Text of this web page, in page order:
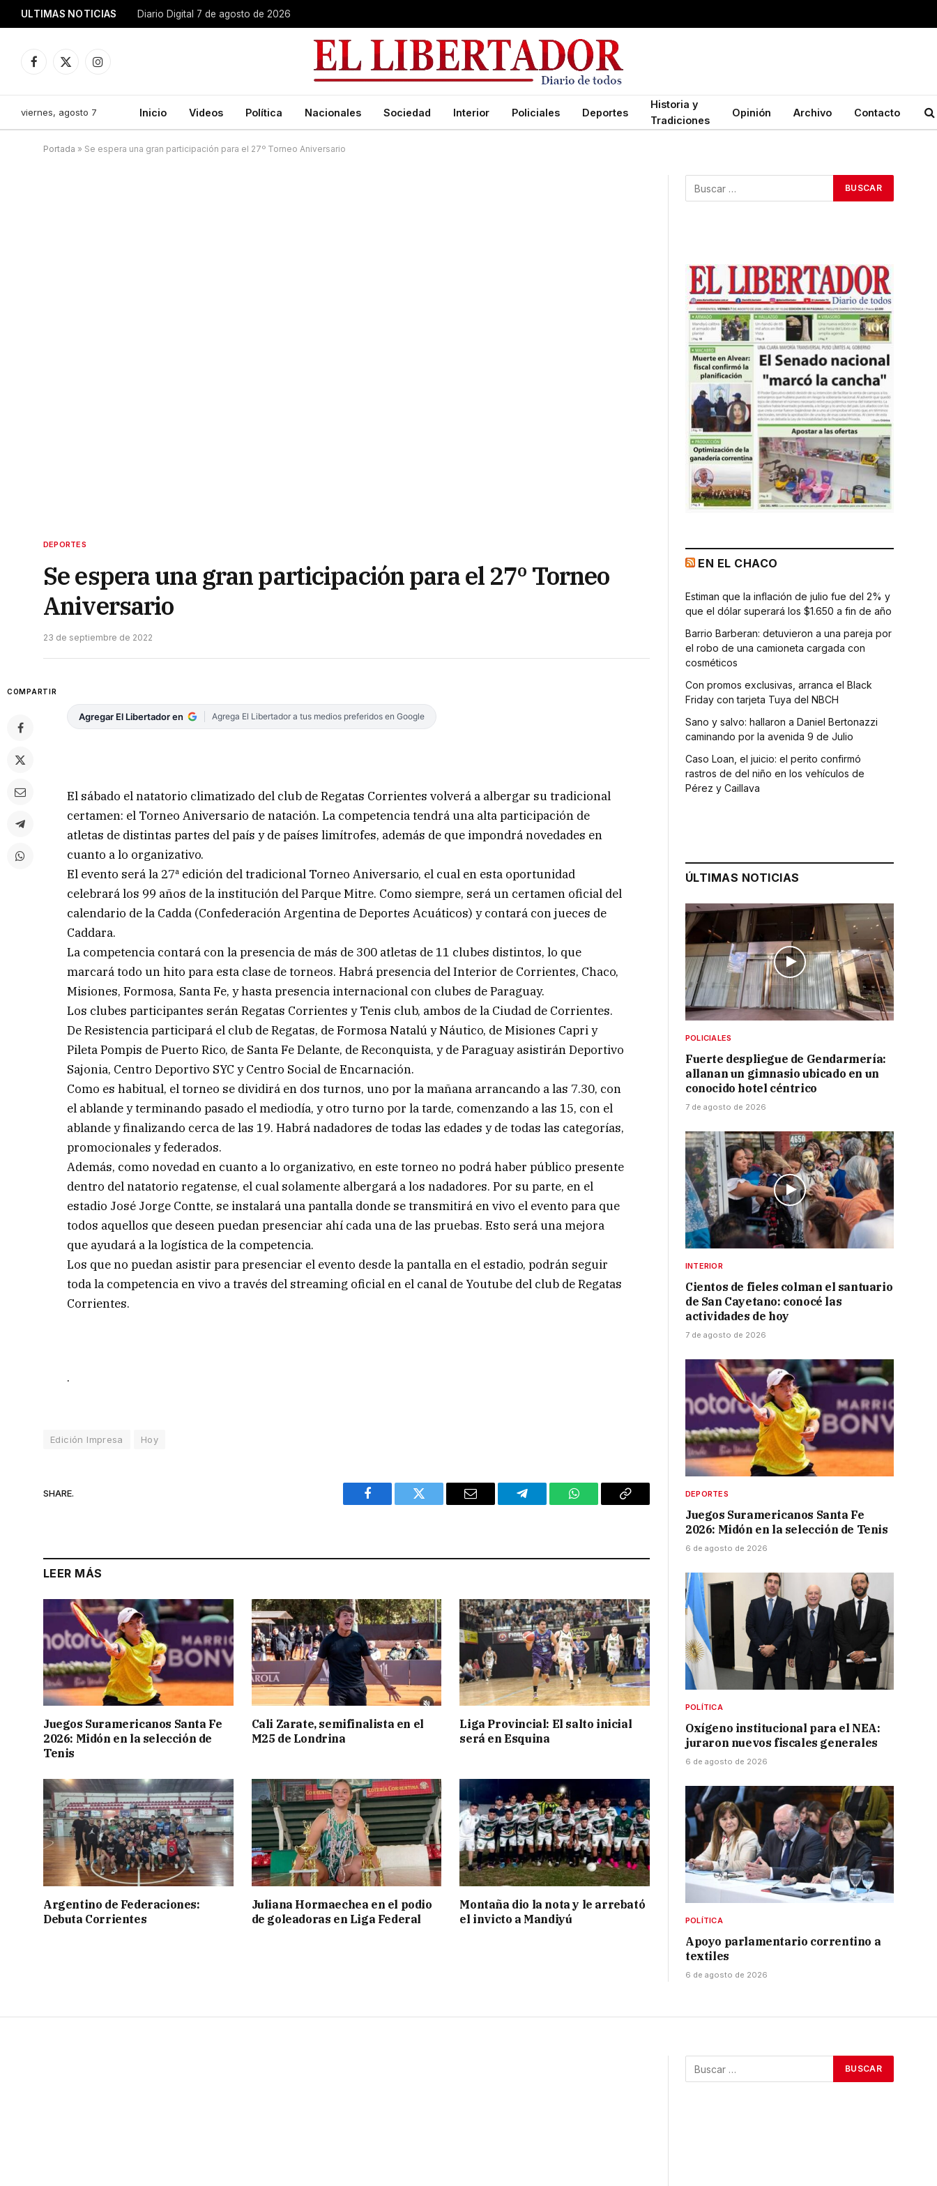
ULTIMAS NOTICIAS Diario Digital 7 de agosto de 2026
Facebook
X
Instagram
viernes, agosto 7 Inicio Videos Política Nacionales Sociedad Interior Policiales Deportes
Historia y
Tradiciones
Opinión Archivo Contacto
Portada » Se espera una gran participación para el 27º Torneo Aniversario
DEPORTES
Se espera una gran participación para el 27º Torneo
Aniversario
23 de septiembre de 2022
COMPARTIR
Agregar El Libertador en Agrega El Libertador a tus medios preferidos en Google
El sábado el natatorio climatizado del club de Regatas Corrientes volverá a albergar su tradicional
certamen: el Torneo Aniversario de natación. La competencia tendrá una alta participación de
atletas de distintas partes del país y de países limítrofes, además de que impondrá novedades en
cuanto a lo organizativo.
El evento será la 27ª edición del tradicional Torneo Aniversario, el cual en esta oportunidad
celebrará los 99 años de la institución del Parque Mitre. Como siempre, será un certamen oficial del
calendario de la Cadda (Confederación Argentina de Deportes Acuáticos) y contará con jueces de
Caddara.
La competencia contará con la presencia de más de 300 atletas de 11 clubes distintos, lo que
marcará todo un hito para esta clase de torneos. Habrá presencia del Interior de Corrientes, Chaco,
Misiones, Formosa, Santa Fe, y hasta presencia internacional con clubes de Paraguay.
Los clubes participantes serán Regatas Corrientes y Tenis club, ambos de la Ciudad de Corrientes.
De Resistencia participará el club de Regatas, de Formosa Natalú y Náutico, de Misiones Capri y
Pileta Pompis de Puerto Rico, de Santa Fe Delante, de Reconquista, y de Paraguay asistirán Deportivo
Sajonia, Centro Deportivo SYC y Centro Social de Encarnación.
Como es habitual, el torneo se dividirá en dos turnos, uno por la mañana arrancando a las 7.30, con
el ablande y terminando pasado el mediodía, y otro turno por la tarde, comenzando a las 15, con el
ablande y finalizando cerca de las 19. Habrá nadadores de todas las edades y de todas las categorías,
promocionales y federados.
Además, como novedad en cuanto a lo organizativo, en este torneo no podrá haber público presente
dentro del natatorio regatense, el cual solamente albergará a los nadadores. Por su parte, en el
estadio José Jorge Contte, se instalará una pantalla donde se transmitirá en vivo el evento para que
todos aquellos que deseen puedan presenciar ahí cada una de las pruebas. Esto será una mejora
que ayudará a la logística de la competencia.
Los que no puedan asistir para presenciar el evento desde la pantalla en el estadio, podrán seguir
toda la competencia en vivo a través del streaming oficial en el canal de Youtube del club de Regatas
Corrientes.
.
Edición Impresa Hoy
SHARE.
Facebook Twitter Email Telegram WhatsAppCopy
LEER MÁS
Juegos Suramericanos Santa Fe
2026: Midón en la selección de
Tenis
Cali Zarate, semifinalista en el
M25 de Londrina
Liga Provincial: El salto inicial
será en Esquina
Argentino de Federaciones:
Debuta Corrientes
Juliana Hormaechea en el podio
de goleadoras en Liga Federal
Montaña dio la nota y le arrebató
el invicto a Mandiyú
EN EL CHACO
Estiman que la inflación de julio fue del 2% y
que el dólar superará los $1.650 a fin de año
Barrio Barberan: detuvieron a una pareja por
el robo de una camioneta cargada con
cosméticos
Con promos exclusivas, arranca el Black
Friday con tarjeta Tuya del NBCH
Sano y salvo: hallaron a Daniel Bertonazzi
caminando por la avenida 9 de Julio
Caso Loan, el juicio: el perito confirmó
rastros de del niño en los vehículos de
Pérez y Caillava
ÚLTIMAS NOTICIAS
POLICIALES
Fuerte despliegue de Gendarmería:
allanan un gimnasio ubicado en un
conocido hotel céntrico
7 de agosto de 2026
INTERIOR
Cientos de fieles colman el santuario
de San Cayetano: conocé las
actividades de hoy
7 de agosto de 2026
DEPORTES
Juegos Suramericanos Santa Fe
2026: Midón en la selección de Tenis
6 de agosto de 2026
POLÍTICA
Oxígeno institucional para el NEA:
juraron nuevos fiscales generales
6 de agosto de 2026
POLÍTICA
Apoyo parlamentario correntino a
textiles
6 de agosto de 2026